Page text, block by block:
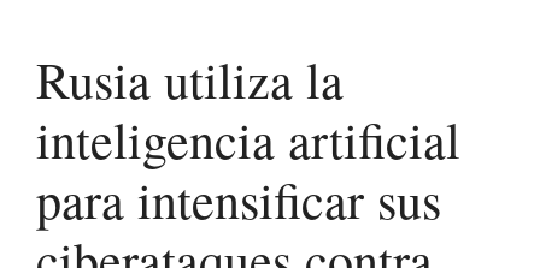
Rusia utiliza la
inteligencia artificial
para intensificar sus